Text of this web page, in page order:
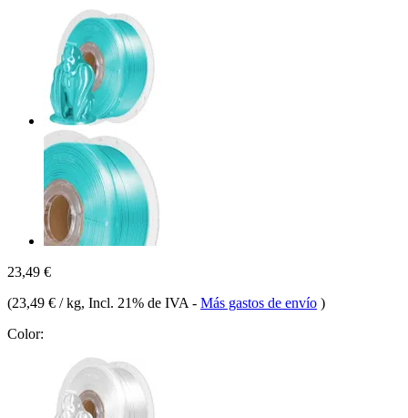
23,49 €
(23,49 € / kg, Incl. 21% de IVA - Más gastos de envío )
Color: